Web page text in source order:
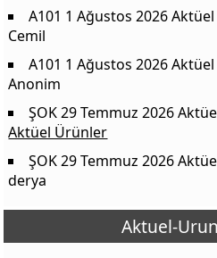
A101 1 Ağustos 2026
Cemil
A101 1 Ağustos 2026
Anonim
ŞOK 29 Temmuz 2026
Aktüel Ürünler
ŞOK 29 Temmuz 2026
derya
Aktuel-